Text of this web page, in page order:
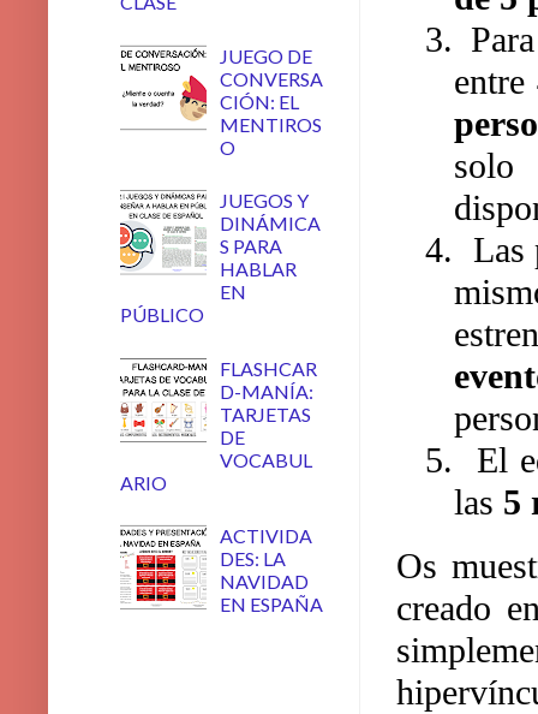
3.
entre
solo
4. Las
5.
El
las 5
Os
creado
JUEGO DE
CONVERSA
CIÓN: EL
MENTIROS
O
JUEGOS Y
DINÁMICA
S PARA
HABLAR
EN
PÚBLICO
FLASHCAR
D-MANÍA:
TARJETAS
DE
VOCABUL
ARIO
ACTIVIDA
DES: LA
NAVIDAD
EN ESPAÑA